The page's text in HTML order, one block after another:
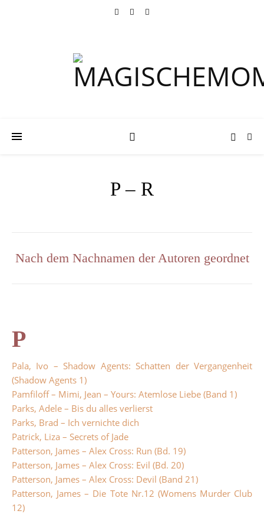
P – R
Nach dem Nachnamen der Autoren geordnet
P
Pala, Ivo – Shadow Agents: Schatten der Vergangenheit
(Shadow Agents 1)
Pamfiloff – Mimi, Jean – Yours: Atemlose Liebe (Band 1)
Parks, Adele – Bis du alles verlierst
Parks, Brad – Ich vernichte dich
Patrick, Liza – Secrets of Jade
Patterson, James – Alex Cross: Run (Bd. 19)
Patterson, James – Alex Cross: Evil (Bd. 20)
Patterson, James – Alex Cross: Devil (Band 21)
Patterson, James – Die Tote Nr.12 (Womens Murder Club
12)